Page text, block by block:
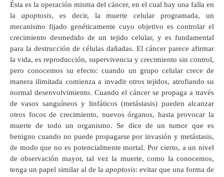
Ésta es la operación misma del cáncer, en el cual hay una falla en
la apoptosis, es decir, la muerte celular programada, un
mecanismo fijado genéticamente cuyo objetivo es controlar el
crecimiento desmedido de un tejido celular, y es fundamental
para la destrucción de células dañadas. El cáncer parece afirmar
la vida, es reproducción, supervivencia y crecimiento sin control,
pero conocemos su efecto: cuando un grupo celular crece de
manera ilimitada comienza a invadir otros tejidos, atrofiando su
normal desenvolvimiento. Cuando el cáncer se propaga a través
de vasos sanguíneos y linfáticos (metástasis) pueden alcanzar
otros focos de crecimiento, nuevos órganos, hasta provocar la
muerte de todo un organismo. Se dice de un tumor que es
benigno cuando no puede propagarse por invasión y metástasis,
de modo que no es potencialmente mortal. Por cierto, a un nivel
de observación mayor, tal vez la muerte, como la conocemos,
tenga un papel similar al de la apoptosis: evitar que una forma de